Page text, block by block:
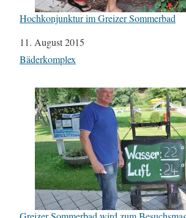
Hochkonjunktur im Greizer Sommerbad
Datum
11. August 2015
In Bezug auf
Bäderkomplex